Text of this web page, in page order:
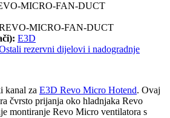
MICRO-FAN-DUCT
MICRO-FAN-DUCT
E3D
rezervni dijelovi i nadogradnje
kanal za E3D Revo Micro Hotend. Ovaj
čvrsto prijanja oko hladnjaka Revo
montiranje Revo Micro ventilatora s